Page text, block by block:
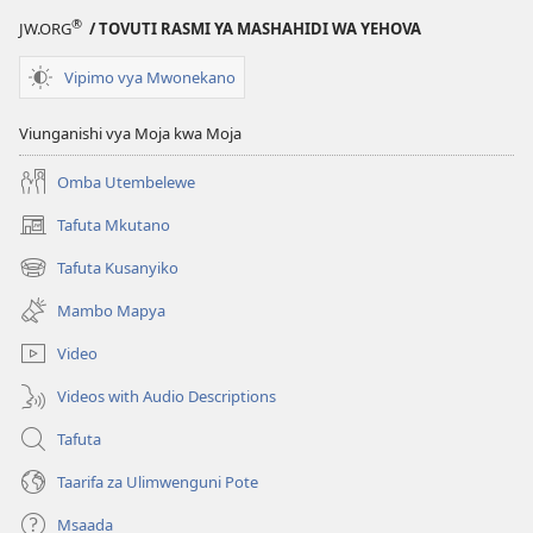
NA
NA
JW.ORG® / TOVUTI RASMI YA MASHAHIDI WA YEHOVA
Vipimo vya Mwonekano
Viunganishi vya Moja kwa Moja
Omba Utembelewe
Tafuta Mkutano
(opens
new
window)
Tafuta Kusanyiko
(opens
new
window)
Mambo Mapya
Video
Videos with Audio Descriptions
Tafuta
Taarifa za Ulimwenguni Pote
Msaada